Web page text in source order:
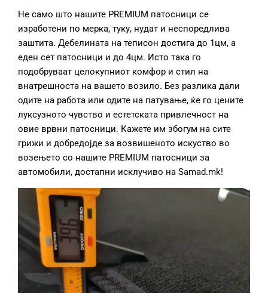
Не само што нашите PREMIUM патосници се
изработени по мерка, туку, нудат и неспоредлива
заштита. Дебелината на теписон достига до 1цм, а
еден сет патосници и до 4цм. Исто така го
подобруваат целокупниот комфор и стил на
внатрешноста на вашето возило. Без разлика дали
одите на работа или одите на патување, ќе го цените
луксузното чувство и естетската привлечност на
овие врвни патосници. Кажете им збогум на сите
грижи и добредојде за возвишеното искуство во
возењето со нашите PREMIUM патосници за
автомобили, достапни исклучиво на Samad.mk!